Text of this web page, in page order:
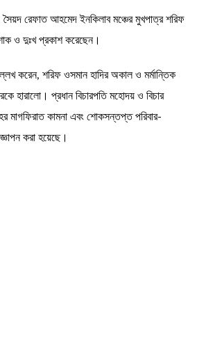
সৈয়দ রেফাত আহমেদ ইনকিলাব মঞ্চের মুখপাত্র শরিফ
ও দুঃখ প্রকাশ করেছেন।
করেন, শরিফ ওসমান হাদির অকাল ও মর্মান্তিক
হারালো। প্রধান বিচারপতি মহোদয় ও বিচার
মাগফিরাত কামনা এবং শোকসন্তপ্ত পরিবার-
করা হয়েছে।